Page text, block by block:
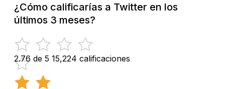
¿Cómo calificarías a Twitter en los
últimos 3 meses?
2.76 de 5 15,224 calificaciones